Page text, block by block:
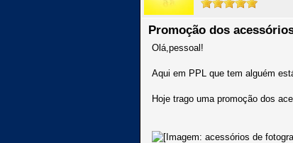
Promoção dos
Olá,pessoal!
Aqui em PPL que tem alguém
Hoje trago uma promoção dos